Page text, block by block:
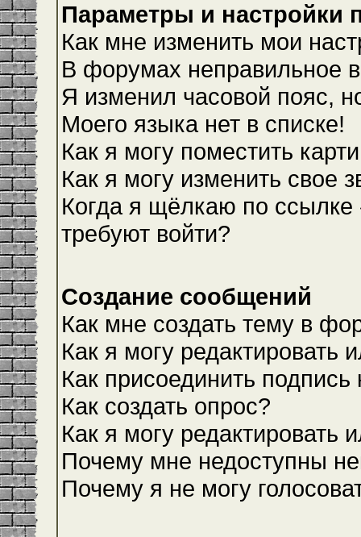
Параметры и настройки
Как мне изменить мои
В форумах неправильное
Я изменил часовой пояс,
Моего языка нет в списке!
Как я могу поместить
Как я могу изменить свое
Когда я щёлкаю по ссылке
требуют войти?
Создание сообщений
Как мне создать тему в
Как я могу редактировать
Как присоединить
Как создать опрос?
Как я могу редактировать
Почему мне недоступны
Почему я не могу